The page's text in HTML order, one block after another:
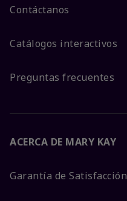
Contáctanos
Catálogos interactivos
Preguntas frecuentes
ACERCA DE MARY KAY
Garantía de Satisfacción